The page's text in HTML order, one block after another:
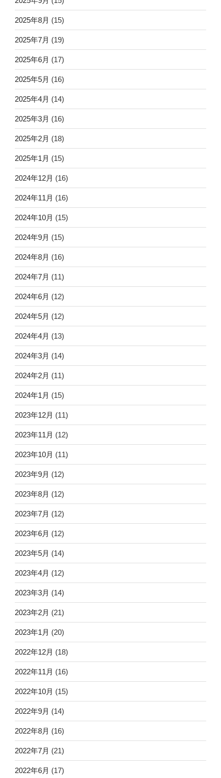
2025年8月 (15)
2025年7月 (19)
2025年6月 (17)
2025年5月 (16)
2025年4月 (14)
2025年3月 (16)
2025年2月 (18)
2025年1月 (15)
2024年12月 (16)
2024年11月 (16)
2024年10月 (15)
2024年9月 (15)
2024年8月 (16)
2024年7月 (11)
2024年6月 (12)
2024年5月 (12)
2024年4月 (13)
2024年3月 (14)
2024年2月 (11)
2024年1月 (15)
2023年12月 (11)
2023年11月 (12)
2023年10月 (11)
2023年9月 (12)
2023年8月 (12)
2023年7月 (12)
2023年6月 (12)
2023年5月 (14)
2023年4月 (12)
2023年3月 (14)
2023年2月 (21)
2023年1月 (20)
2022年12月 (18)
2022年11月 (16)
2022年10月 (15)
2022年9月 (14)
2022年8月 (16)
2022年7月 (21)
2022年6月 (17)